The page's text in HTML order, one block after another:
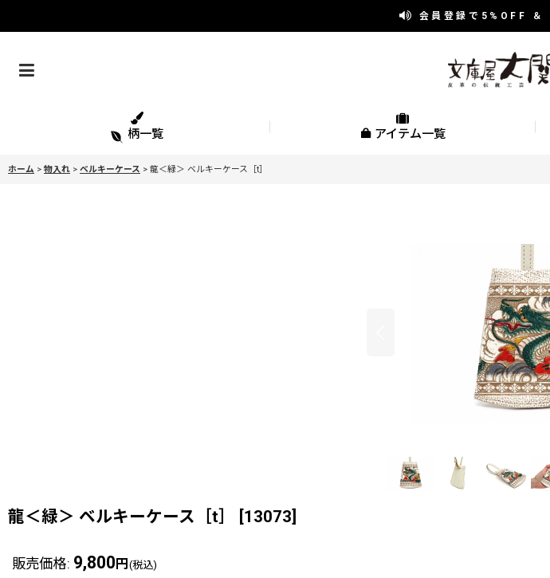
会員登録で 5%OFF ＆
柄一覧 アイテム一覧
ホーム > 物入れ > ベルキーケース > 龍＜緑＞ ベルキーケース［t］
龍＜緑＞ ベルキーケース［t］ 13073
販売価格: 9,800 円 (税込)